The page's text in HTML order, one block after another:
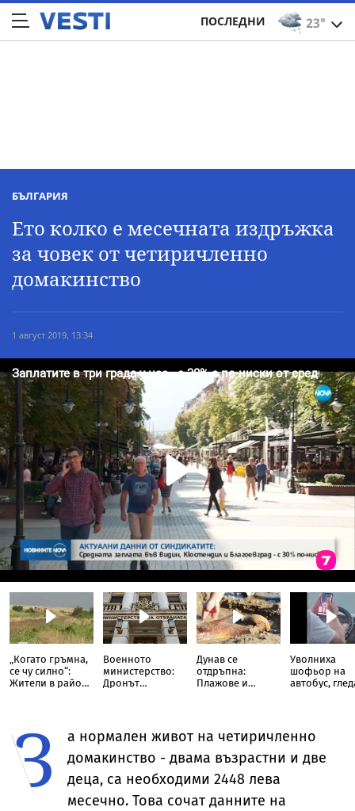
23°
ПОСЛЕДНИ
БЪЛГАРИЯ
Ето колко е месечната издръжка
за човек от четиричленно
домакинство
1 август 2019, 13:34
„Когато гръмна,
се чу силно“:
Жители в района
Военното
министерство:
Дронът
Дунав се
отдръпна:
Плажове и
Уволниха
шофьор на
автобус,
З
а нормален живот на четиричленно
домакинство - двама възрастни и две
деца, са необходими 2448 лева
месечно. Това сочат данните на